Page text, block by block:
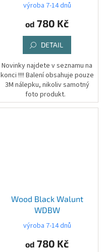
výroba 7-14 dnů
od 780 Kč
DETAIL
Novinky najdete v seznamu na
konci !!!! Balení obsahuje pouze
3M nálepku, nikoliv samotný
foto produkt.
Wood Black Walunt
WDBW
výroba 7-14 dnů
od 780 Kč